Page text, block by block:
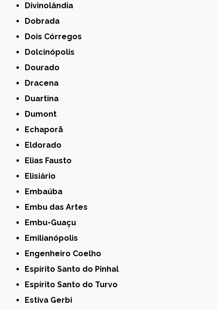
Divinolândia
Dobrada
Dois Córregos
Dolcinópolis
Dourado
Dracena
Duartina
Dumont
Echaporã
Eldorado
Elias Fausto
Elisiário
Embaúba
Embu das Artes
Embu-Guaçu
Emilianópolis
Engenheiro Coelho
Espírito Santo do Pinhal
Espírito Santo do Turvo
Estiva Gerbi